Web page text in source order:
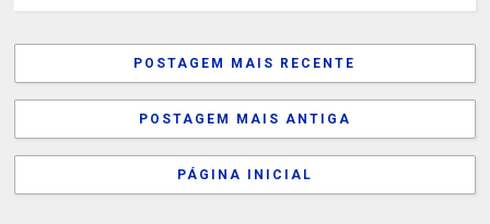
POSTAGEM MAIS RECENTE
POSTAGEM MAIS ANTIGA
PÁGINA INICIAL